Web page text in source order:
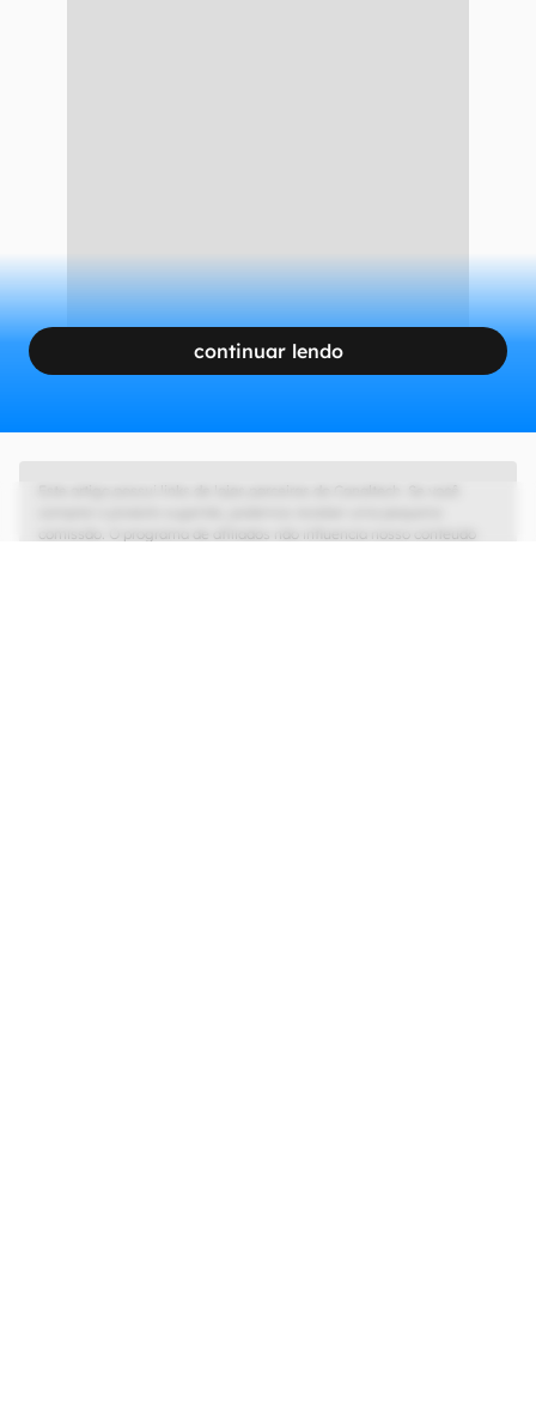
continuar lendo
comissão. O programa de afiliados não influencia nosso conteúdo